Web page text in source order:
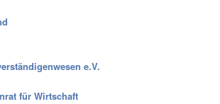
e.V.
für Wirtschaft